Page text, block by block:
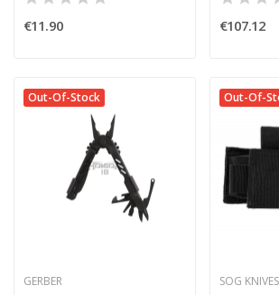
€11.90 €107.12
Out-Of-Stock
GERBER
Out-Of-
SOG KNIVES